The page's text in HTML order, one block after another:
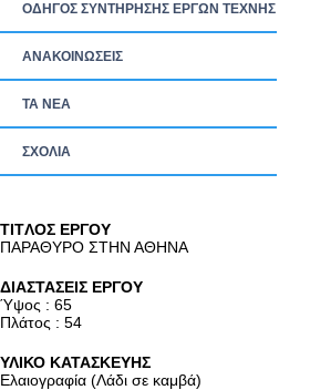
ΟΔΗΓΟΣ ΣΥΝΤΗΡΗΣΗΣ ΕΡΓΩΝ ΤΕΧΝΗΣ
ΑΝΑΚΟΙΝΩΣΕΙΣ
ΤΑ ΝEΑ
ΣΧΟΛΙΑ
TITΛΟΣ ΕΡΓΟΥ
ΠΑΡΑΘΥΡΟ ΣΤΗΝ ΑΘΗΝΑ
ΔΙΑΣΤΑΣΕΙΣ ΕΡΓΟΥ
Ύψος : 65
Πλάτος : 54
ΥΛΙΚΟ ΚΑΤΑΣΚΕΥΗΣ
Ελαιογραφία (Λάδι σε καμβά)